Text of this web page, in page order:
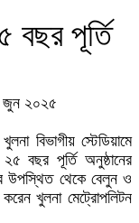
বছর পূর্তি
জুন ২০২৫
বিভাগীয় স্টেডিয়ামে
২৫ বছর পূর্তি অনুষ্ঠানের
উপস্থিত থেকে বেলুন ও
খুলনা মেট্রোপলিটন